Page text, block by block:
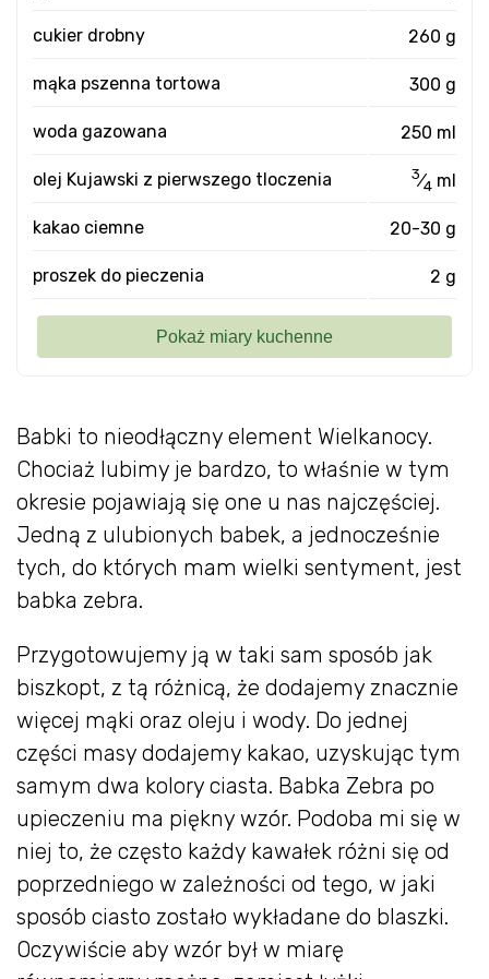
Babki to nieodłączny element Wielkanocy.
Chociaż lubimy je bardzo, to właśnie w tym
okresie pojawiają się one u nas najczęściej.
Jedną z ulubionych babek, a jednocześnie
tych, do których mam wielki sentyment, jest
babka zebra.
Przygotowujemy ją w taki sam sposób jak
biszkopt, z tą różnicą, że dodajemy znacznie
więcej mąki oraz oleju i wody. Do jednej
części masy dodajemy kakao, uzyskując tym
samym dwa kolory ciasta. Babka Zebra po
upieczeniu ma piękny wzór. Podoba mi się w
niej to, że często każdy kawałek różni się od
poprzedniego w zależności od tego, w jaki
sposób ciasto zostało wykładane do blaszki.
Oczywiście aby wzór był w miarę
cukier drobny 260 g
mąka pszenna tortowa 300 g
woda gazowana 250 ml
olej Kujawski z pierwszego tloczenia 3⁄4 ml
kakao ciemne 20-30 g
proszek do pieczenia 2 g